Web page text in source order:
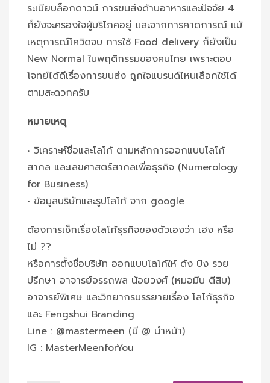
ระเบียบล็อกดาวน์ การขนส่งด้านอาหารและปัจจัย 4
ก็ยังจะครองใจผู้บริโภคอยู่ และจากการคาดการณ์ แม้
เหตุการณ์โควิดจบ การใช้ Food delivery ก็ยังเป็น
New Normal ในพฤติกรรมของคนไทย เพราะตอบ
โจทย์ได้ดีเรื่องการขนส่ง ถูกใจแบรนด์ไหนเลือกใช้ได้
ตามสะดวกครับ
หมายเหตุ
• วิเคราะห์ชื่อและโลโก้ ตามหลักการออกแบบโลโก้
สากล และเลขศาสตร์สากลเพื่อธุรกิจ (Numerology
for Business)
• ข้อมูลบริษัทและรูปโลโก้ จาก google
ต้องการเช็กเรื่องโลโก้ธุรกิจของตัวเองว่า เฮง หรือ
ไม่ ??
หรือการตั้งชื่อบริษัท ออกแบบโลโก้ให้ ดัง ปัง รวย
ปรึกษา อาจารย์อรรถพล น้อยวงศ์ (หมอมีน ตีสิบ)
อาจารย์พิเศษ และวิทยากรบรรยายเรื่อง โลโก้ธุรกิจ
และ Fengshui Branding
Line : @mastermeen (มี @ นำหน้า)
IG : MasterMeenforYou